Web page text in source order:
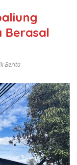
Berasal
Berita